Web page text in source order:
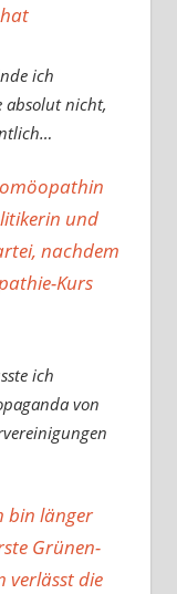
ich
absolut nicht,
und
nachdem
Kurs
ich
von
bin länger
Grünen-
verlässt die